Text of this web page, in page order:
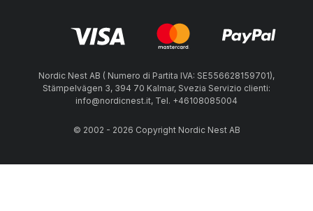
Nordic Nest AB ( Numero di Partita IVA: SE556628159701),
Stämpelvägen 3, 394 70 Kalmar, Svezia Servizio clienti:
info@nordicnest.it, Tel. +46108085004
© 2002 - 2026 Copyright Nordic Nest AB